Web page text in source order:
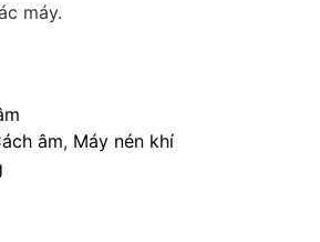
máy.
âm, Máy nén khí